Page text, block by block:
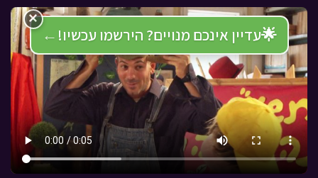
🌟עדיין אינכם מנויים? הירשמו עכשיו! ←
×